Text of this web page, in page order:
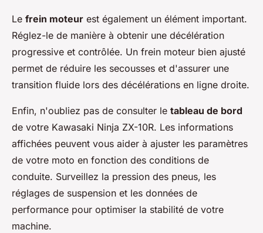
Le frein moteur est également un élément important.
Réglez-le de manière à obtenir une décélération
progressive et contrôlée. Un frein moteur bien ajusté
permet de réduire les secousses et d'assurer une
transition fluide lors des décélérations en ligne droite.
Enfin, n'oubliez pas de consulter le tableau de bord
de votre Kawasaki Ninja ZX-10R. Les informations
affichées peuvent vous aider à ajuster les paramètres
de votre moto en fonction des conditions de
conduite. Surveillez la pression des pneus, les
réglages de suspension et les données de
performance pour optimiser la stabilité de votre
machine.